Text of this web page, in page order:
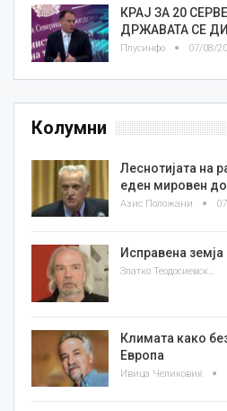
КРАЈ ЗА 20
ДРЖАВАТА СЕ
Плусинфо 07/08/
Колумни
Леснотијата на
еден мировен
Азис Положани
Исправена земја
Златко Теодосиевски
Климата како
Европа
Ивица Челиковиќ